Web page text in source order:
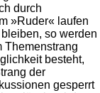
durch
»Ruder« laufen
so werden
Themenstrang
besteht,
der
gesperrt